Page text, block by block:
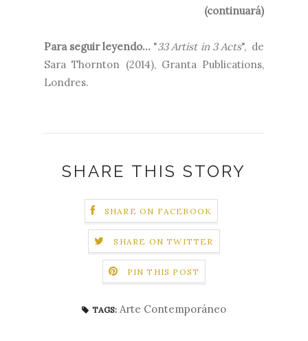
(continuará)
Para seguir leyendo... "33 Artist in 3 Acts", de
Sara Thornton (2014), Granta Publications,
Londres.
SHARE THIS STORY
SHARE ON FACEBOOK
SHARE ON TWITTER
PIN THIS POST
TAGS: Arte Contemporáneo